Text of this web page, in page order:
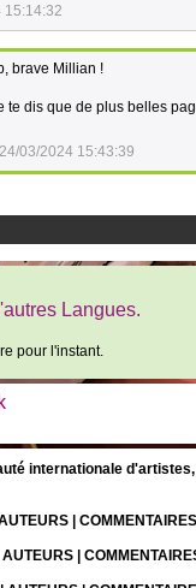
15:14:32
brave Millian !
te dis que de plus belles
24/03/2024 15:43:39
Langues.
pour l'instant.
internationale
| COMMENTAIRES
|